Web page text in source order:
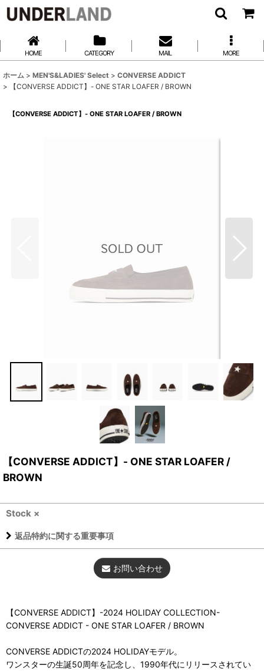
HOME CATEGORY MAIL MORE
ホーム > MEN'S&LADIES' Select > CONVERSE ADDICT
>
【CONVERSE ADDICT】- ONE STAR LOAFER / BROWN
【CONVERSE ADDICT】- ONE STAR LOAFER / BROWN
【CONVERSE ADDICT】- ONE STAR LOAFER /
BROWN
Stock ×
返品特約に関する重要事項
お問い合わせ
【CONVERSE ADDICT】-2024 HOLIDAY COLLECTION-
CONVERSE ADDICT - ONE STAR LOAFER / BROWN
CONVERSE ADDICTの2024 HOLIDAYモデル。
ワンスターの生誕50周年を記念し、1990年代にリリースされてい